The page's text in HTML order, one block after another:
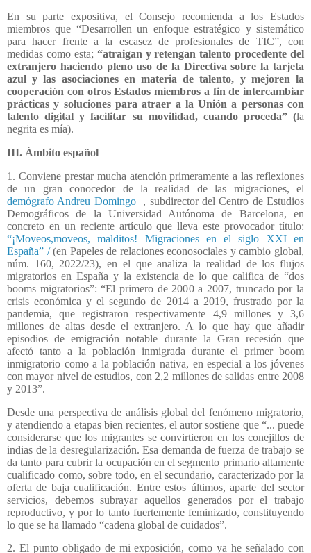
En su parte expositiva, el Consejo recomienda a los Estados
miembros que “Desarrollen un enfoque estratégico y sistemático
para hacer frente a la escasez de profesionales de TIC”, con
medidas como esta; “atraigan y retengan talento procedente del
extranjero haciendo pleno uso de la Directiva sobre la tarjeta
azul y las asociaciones en materia de talento, y mejoren la
cooperación con otros Estados miembros a fin de intercambiar
prácticas y soluciones para atraer a la Unión a personas con
talento digital y facilitar su movilidad, cuando proceda” (la
negrita es mía).
III. Ámbito español
1. Conviene prestar mucha atención primeramente a las reflexiones
de un gran conocedor de la realidad de las migraciones, el
demógrafo Andreu Domingo
, subdirector del Centro de Estudios
Demográficos de la Universidad Autónoma de Barcelona, en
concreto en un reciente artículo que lleva este provocador título:
“¡Moveos,moveos, malditos! Migraciones en el siglo XXI en
España” /(en Papeles de relaciones econosociales y cambio global,
núm. 160, 2022/23), en el que analiza la realidad de los flujos
migratorios en España y la existencia de lo que califica de “dos
booms migratorios”: “El primero de 2000 a 2007, truncado por la
crisis económica y el segundo de 2014 a 2019, frustrado por la
pandemia, que registraron respectivamente 4,9 millones y 3,6
millones de altas desde el extranjero. A lo que hay que añadir
episodios de emigración notable durante la Gran recesión que
afectó tanto a la población inmigrada durante el primer boom
inmigratorio como a la población nativa, en especial a los jóvenes
con mayor nivel de estudios, con 2,2 millones de salidas entre 2008
y 2013”.
Desde una perspectiva de análisis global del fenómeno migratorio,
y atendiendo a etapas bien recientes, el autor sostiene que “... puede
considerarse que los migrantes se convirtieron en los conejillos de
indias de la desregularización. Esa demanda de fuerza de trabajo se
da tanto para cubrir la ocupación en el segmento primario altamente
cualificado como, sobre todo, en el secundario, caracterizado por la
oferta de baja cualificación. Entre estos últimos, aparte del sector
servicios, debemos subrayar aquellos generados por el trabajo
reproductivo, y por lo tanto fuertemente feminizado, constituyendo
lo que se ha llamado “cadena global de cuidados”.
2. El punto obligado de mi exposición, como ya he señalado con